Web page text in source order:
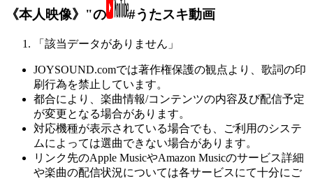
《本人映像》"の
#うたスキ動画
「該当データがありません」
JOYSOUND.comでは著作権保護の観点より、歌詞の印
刷行為を禁止しています。
都合により、楽曲情報/コンテンツの内容及び配信予定
が変更となる場合があります。
対応機種が表示されている場合でも、ご利用のシステ
ムによっては選曲できない場合があります。
リンク先のApple MusicやAmazon Musicのサービス詳細
や楽曲の配信状況については各サービスにて十分にご